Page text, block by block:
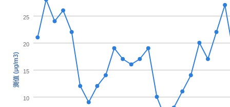
測值 (μg/m3)
10
15
20
25